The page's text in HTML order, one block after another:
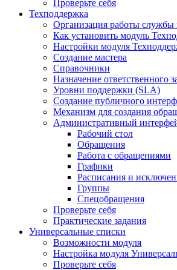
Проверьте себя
Техподдержка
Организация работы службы
Как установить модуль
Настройки модуля
Создание мастера
Справочники
Назначение ответственного
Уровни поддержки (SLA)
Создание публичного
Механизм для создания
Административный
Рабочий стол
Обращения
Работа с обращениями
Графики
Расписания и
Группы
Спецобращения
Проверьте себя
Практические задания
Универсальные списки
Возможности модуля
Настройка модуля
Проверьте себя